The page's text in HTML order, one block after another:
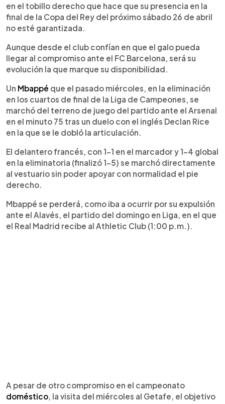
en el tobillo derecho que hace que su presencia en la
final de la Copa del Rey del próximo sábado 26 de abril
no esté garantizada.
Aunque desde el club confían en que el galo pueda
llegar al compromiso ante el FC Barcelona, será su
evolución la que marque su disponibilidad.
Un Mbappé que el pasado miércoles, en la eliminación
en los cuartos de final de la Liga de Campeones, se
marchó del terreno de juego del partido ante el Arsenal
en el minuto 75 tras un duelo con el inglés Declan Rice
en la que se le dobló la articulación.
El delantero francés, con 1-1 en el marcador y 1-4 global
en la eliminatoria (finalizó 1-5) se marchó directamente
al vestuario sin poder apoyar con normalidad el pie
derecho.
Mbappé se perderá, como iba a ocurrir por su expulsión
ante el Alavés, el partido del domingo en Liga, en el que
el Real Madrid recibe al Athletic Club (1:00 p.m.).
A pesar de otro compromiso en el campeonato
doméstico , la visita del miércoles al Getafe, el objetivo